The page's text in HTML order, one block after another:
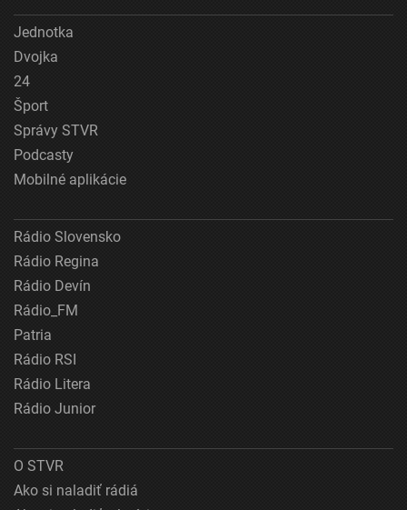
Jednotka
Dvojka
24
Šport
Správy STVR
Podcasty
Mobilné aplikácie
Rádio Slovensko
Rádio Regina
Rádio Devín
Rádio_FM
Patria
Rádio RSI
Rádio Litera
Rádio Junior
O STVR
Ako si naladiť rádiá